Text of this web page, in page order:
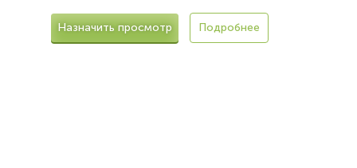
Назначить просмотр Подробнее